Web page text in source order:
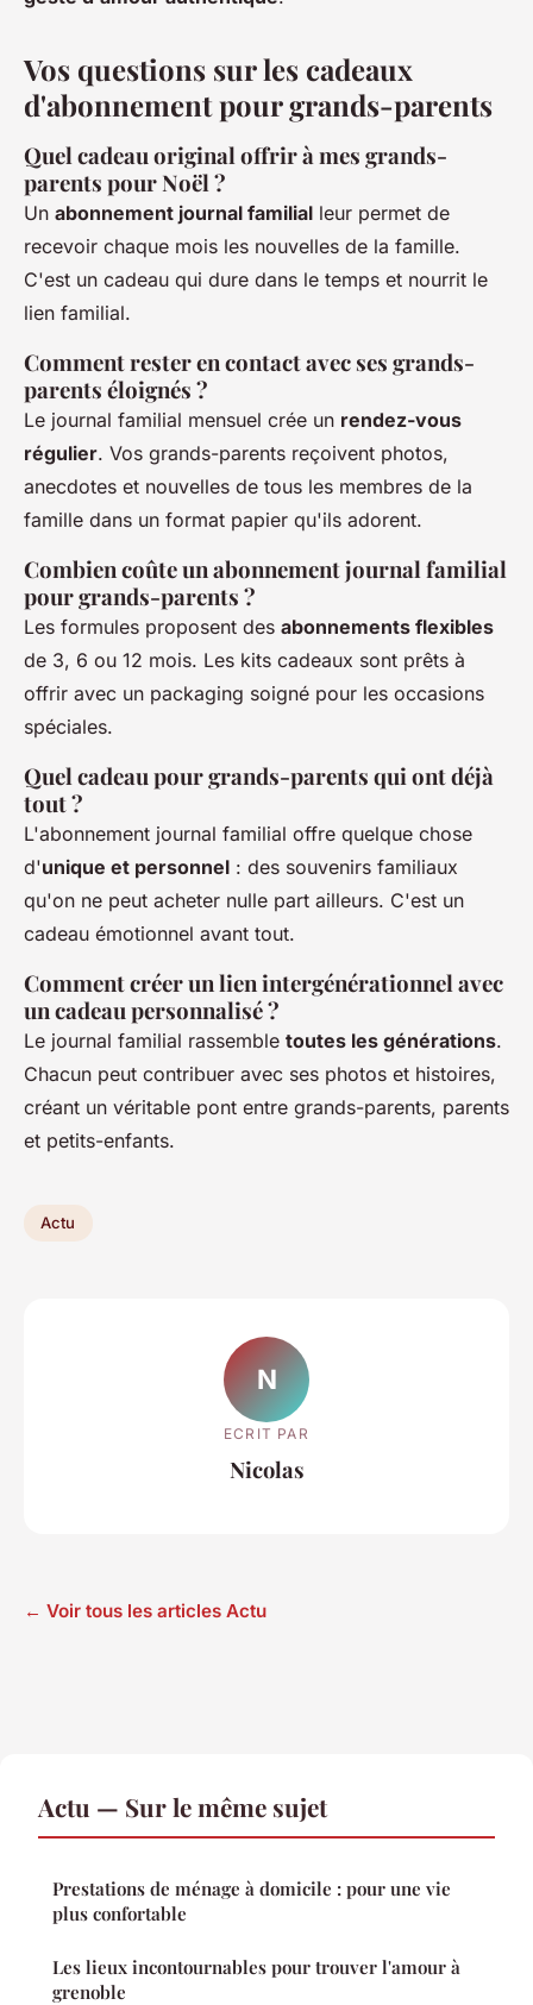
Vos questions sur les cadeaux
d'abonnement pour grands-parents
Quel cadeau original offrir à mes grands-
parents pour Noël ?
Un abonnement journal familial leur permet de
recevoir chaque mois les nouvelles de la famille.
C'est un cadeau qui dure dans le temps et nourrit le
lien familial.
Comment rester en contact avec ses grands-
parents éloignés ?
Le journal familial mensuel crée un rendez-vous
régulier. Vos grands-parents reçoivent photos,
anecdotes et nouvelles de tous les membres de la
famille dans un format papier qu'ils adorent.
Combien coûte un abonnement journal familial
pour grands-parents ?
Les formules proposent des abonnements flexibles
de 3, 6 ou 12 mois. Les kits cadeaux sont prêts à
offrir avec un packaging soigné pour les occasions
spéciales.
Quel cadeau pour grands-parents qui ont déjà
tout ?
L'abonnement journal familial offre quelque chose
d'unique et personnel : des souvenirs familiaux
qu'on ne peut acheter nulle part ailleurs. C'est un
cadeau émotionnel avant tout.
Comment créer un lien intergénérationnel avec
un cadeau personnalisé ?
Le journal familial rassemble toutes les générations.
Chacun peut contribuer avec ses photos et histoires,
créant un véritable pont entre grands-parents, parents
et petits-enfants.
Actu
N
ECRIT PAR
Nicolas
← Voir tous les articles Actu
Actu — Sur le même sujet
Prestations de ménage à domicile : pour une vie
plus confortable
Les lieux incontournables pour trouver l'amour à
grenoble